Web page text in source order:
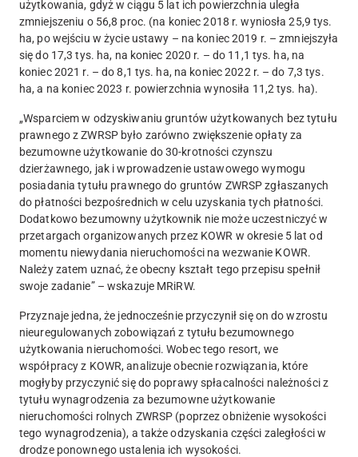
użytkowania, gdyż w ciągu 5 lat ich powierzchnia uległa
zmniejszeniu o 56,8 proc. (na koniec 2018 r. wyniosła 25,9 tys.
ha, po wejściu w życie ustawy – na koniec 2019 r. – zmniejszyła
się do 17,3 tys. ha, na koniec 2020 r. – do 11,1 tys. ha, na
koniec 2021 r. – do 8,1 tys. ha, na koniec 2022 r. – do 7,3 tys.
ha, a na koniec 2023 r. powierzchnia wynosiła 11,2 tys. ha).
„Wsparciem w odzyskiwaniu gruntów użytkowanych bez tytułu
prawnego z ZWRSP było zarówno zwiększenie opłaty za
bezumowne użytkowanie do 30-krotności czynszu
dzierżawnego, jak i wprowadzenie ustawowego wymogu
posiadania tytułu prawnego do gruntów ZWRSP zgłaszanych
do płatności bezpośrednich w celu uzyskania tych płatności.
Dodatkowo bezumowny użytkownik nie może uczestniczyć w
przetargach organizowanych przez KOWR w okresie 5 lat od
momentu niewydania nieruchomości na wezwanie KOWR.
Należy zatem uznać, że obecny kształt tego przepisu spełnił
swoje zadanie” – wskazuje MRiRW.
Przyznaje jedna, że jednocześnie przyczynił się on do wzrostu
nieuregulowanych zobowiązań z tytułu bezumownego
użytkowania nieruchomości. Wobec tego resort, we
współpracy z KOWR, analizuje obecnie rozwiązania, które
mogłyby przyczynić się do poprawy spłacalności należności z
tytułu wynagrodzenia za bezumowne użytkowanie
nieruchomości rolnych ZWRSP (poprzez obniżenie wysokości
tego wynagrodzenia), a także odzyskania części zaległości w
drodze ponownego ustalenia ich wysokości.